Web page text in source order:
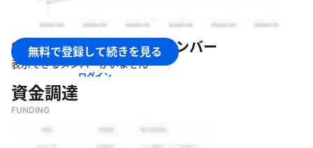
大規模言語モデル(LLM)を活用したシステム開発と実証実験
AIロボット駆動科学（サーベイ自動化、解析自動化、レポート
作成自動化、機器連携）
・
ライフサイエンスデータベースの構築（AI用学習データセット
作成、オントロジー構築）
無料で登録して続きを見る
ログイン
Science Aid株式会社のメンバー
表示できるメンバーがいません
資金調達
FUNDING